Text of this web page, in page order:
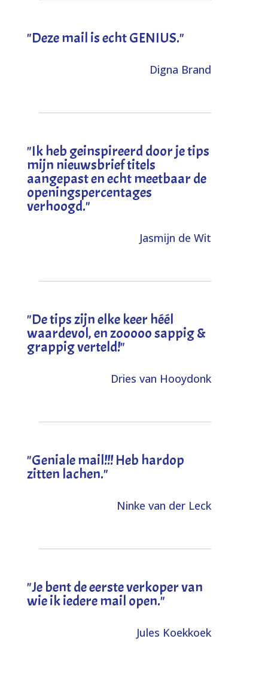
"Deze mail is echt GENIUS."
Digna Brand
"Ik heb geinspireerd door je tips
mijn nieuwsbrief titels
aangepast en echt meetbaar de
openingspercentages
verhoogd."
Jasmijn de Wit
"De tips zijn elke keer héél
waardevol, en zooooo sappig &
grappig verteld!"
Dries van Hooydonk
"Geniale mail!!! Heb hardop
zitten lachen."
Ninke van der Leck
"Je bent de eerste verkoper van
wie ik iedere mail open."
Jules Koekkoek